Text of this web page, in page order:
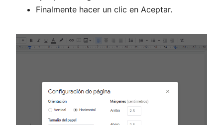
Finalmente hacer un clic en Aceptar.